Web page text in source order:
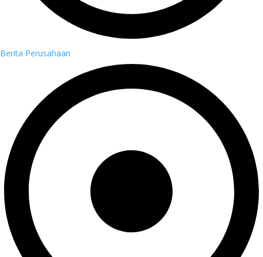
Berita Perusahaan